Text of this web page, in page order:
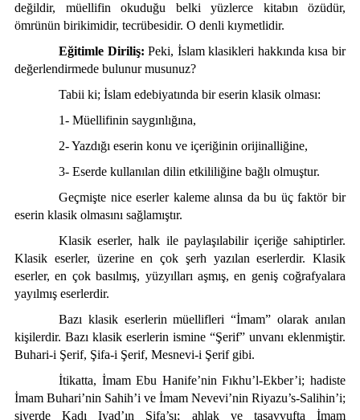
değildir, müellifin okuduğu belki yüzlerce kitabın özüdür,
ömrünün birikimidir, tecrübesidir. O denli kıymetlidir.
Eğitimle Diriliş: Peki, İslam klasikleri hakkında kısa bir
değerlendirmede bulunur musunuz?
Tabii ki; İslam edebiyatında bir eserin klasik olması:
1- Müellifinin saygınlığına,
2- Yazdığı eserin konu ve içeriğinin orijinalliğine,
3- Eserde kullanılan dilin etkililiğine bağlı olmuştur.
Geçmişte nice eserler kaleme alınsa da bu üç faktör bir
eserin klasik olmasını sağlamıştır.
Klasik eserler, halk ile paylaşılabilir içeriğe sahiptirler.
Klasik eserler, üzerine en çok şerh yazılan eserlerdir. Klasik
eserler, en çok basılmış, yüzyılları aşmış, en geniş coğrafyalara
yayılmış eserlerdir.
Bazı klasik eserlerin müellifleri “İmam” olarak anılan
kişilerdir. Bazı klasik eserlerin ismine “Şerif” unvanı eklenmiştir.
Buhari-i Şerif, Şifa-i Şerif, Mesnevi-i Şerif gibi.
İtikatta, İmam Ebu Hanife’nin Fıkhu’l-Ekber’i; hadiste
İmam Buhari’nin Sahih’i ve İmam Nevevi’nin Riyazu’s-Salihin’i;
siyerde Kadı Iyad’ın Şifa’sı; ahlak ve tasavvufta İmam